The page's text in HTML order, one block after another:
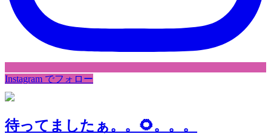
Instagram でフォロー
待ってましたぁ。。🌻。。。